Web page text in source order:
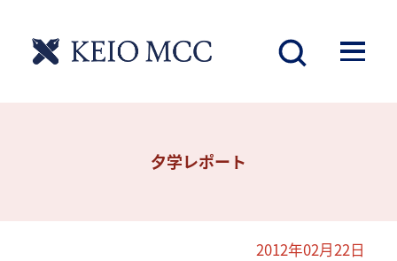
夕学レポート
2012年02月22日